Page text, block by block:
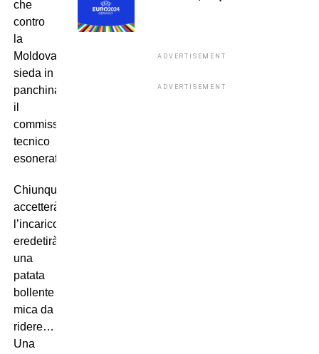
che
contro
la
Moldova
sieda in
panchina
il
commissario
tecnico
esonerato…
Chiunque
accetterà
l’incarico,
eredetirà
una
patata
bollente
mica da
ridere…
Una
ADVERTISEMENT
ADVERTISEMENT